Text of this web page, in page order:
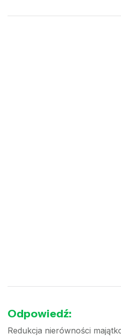
Odpowiedź:
Redukcja nierówności